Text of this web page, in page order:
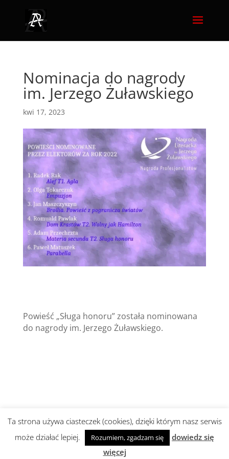
Nominacja do nagrody
im. Jerzego Żuławskiego
kwi 17, 2023
Powieść „Sługa honoru” została nominowana
do nagrody im. Jerzego Żuławskiego.
Realizacja i wsparcie:abami agencja
Ta strona używa ciasteczek (cookies), dzięki którym nasz serwis
może działać lepiej.
Rozumiem, zgadzam się
dowiedz się
więcej